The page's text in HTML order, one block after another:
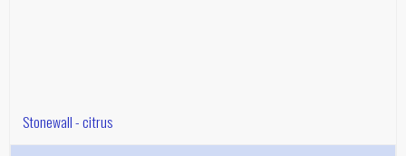
Stonewall - citrus